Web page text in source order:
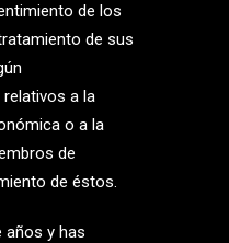
de los
de sus
a la
o a la
de
de éstos.
años y has